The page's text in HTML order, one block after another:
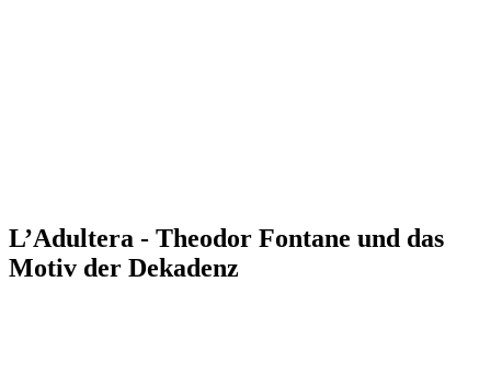
L’Adultera - Theodor Fontane und das
Motiv der Dekadenz